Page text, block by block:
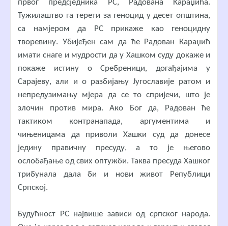
првог предсједника РС, Радована Караџића.
Тужилаштво га терети за геноцид у десет општина,
са намјером да РС прикаже као геноцидну
творевину. Убијеђен сам да ће Радован Караџић
имати снаге и мудрости да у Хашком суду докаже и
покаже истину о Сребреници, догађајима у
Сарајеву, али и о разбијању Југославије ратом и
непредузимању мјера да се то спријечи, што је
злочин против мира. Ако Бог да, Радован ће
тактиком контранапада, аргументима и
чињеницама да приволи Хашки суд да донесе
једину правичну пресуду, а то је његово
ослобађање од свих оптужби. Таква пресуда Хашког
трибунала дала би и нови живот Републици
Српској.
Будућност РС највише зависи од српског народа.